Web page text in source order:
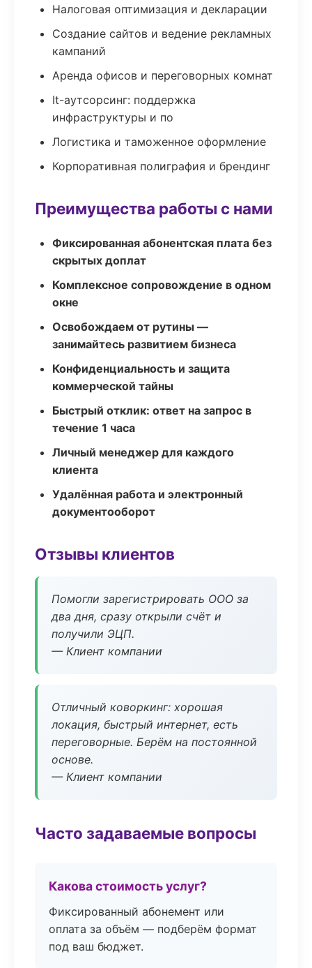
Налоговая оптимизация и декларации
Создание сайтов и ведение рекламных
кампаний
Аренда офисов и переговорных комнат
It-аутсорсинг: поддержка
инфраструктуры и по
Логистика и таможенное оформление
Корпоративная полиграфия и брендинг
Преимущества работы с нами
Фиксированная абонентская плата без
скрытых доплат
Комплексное сопровождение в одном
окне
Освобождаем от рутины —
занимайтесь развитием бизнеса
Конфиденциальность и защита
коммерческой тайны
Быстрый отклик: ответ на запрос в
течение 1 часа
Личный менеджер для каждого
клиента
Удалённая работа и электронный
документооборот
Отзывы клиентов
Помогли зарегистрировать ООО за
два дня, сразу открыли счёт и
получили ЭЦП.
— Клиент компании
Отличный коворкинг: хорошая
локация, быстрый интернет, есть
переговорные. Берём на постоянной
основе.
— Клиент компании
Часто задаваемые вопросы
Какова стоимость услуг?
Фиксированный абонемент или
оплата за объём — подберём формат
под ваш бюджет.